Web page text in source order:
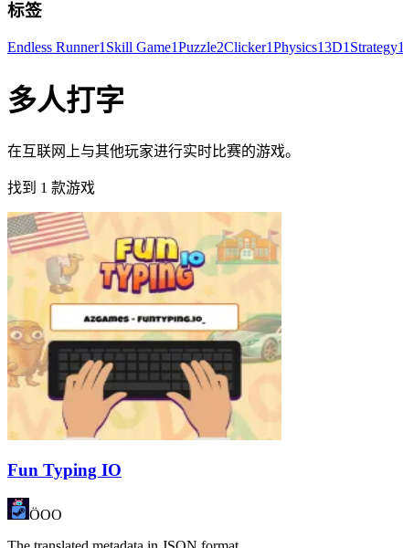
标签
Endless Runner1 Skill Game1Puzzle2Clicker1Physics13D1 Strategy1
多人打字
在互联网上与其他玩家进行实时比赛的游戏。
找到 1 款游戏
Fun Typing IO
ÖOO